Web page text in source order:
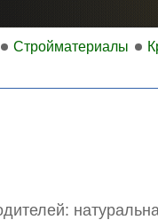
Стройматериалы